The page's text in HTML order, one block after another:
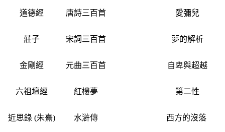
道德經 唐詩三百首 愛彌兒
莊子 宋詞三百首 夢的解析
金剛經 元曲三百首 自卑與超越
六祖壇經 紅樓夢 第二性
近思錄 (朱熹) 水滸傳 西方的沒落